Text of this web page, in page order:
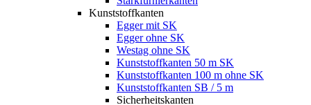
Kunststoffkanten
Egger mit SK
Egger ohne SK
Westag ohne SK
Kunststoffkanten 50 m SK
Kunststoffkanten 100 m ohne SK
Kunststoffkanten SB / 5 m
Sicherheitskanten